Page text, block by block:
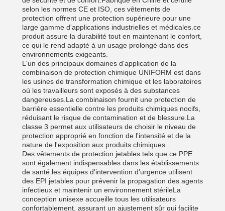
selon les normes CE et ISO, ces vêtements de
protection offrent une protection supérieure pour une
large gamme d'applications industrielles et médicales.ce
produit assure la durabilité tout en maintenant le confort,
ce qui le rend adapté à un usage prolongé dans des
environnements exigeants.
L'un des principaux domaines d'application de la
combinaison de protection chimique UNIFORM est dans
les usines de transformation chimique et les laboratoires
où les travailleurs sont exposés à des substances
dangereuses.La combinaison fournit une protection de
barrière essentielle contre les produits chimiques nocifs,
réduisant le risque de contamination et de blessure.La
classe 3 permet aux utilisateurs de choisir le niveau de
protection approprié en fonction de l'intensité et de la
nature de l'exposition aux produits chimiques..
Des vêtements de protection jetables tels que ce PPE
sont également indispensables dans les établissements
de santé.les équipes d'intervention d'urgence utilisent
des EPI jetables pour prévenir la propagation des agents
infectieux et maintenir un environnement stérileLa
conception unisexe accueille tous les utilisateurs
confortablement, assurant un ajustement sûr qui facilite